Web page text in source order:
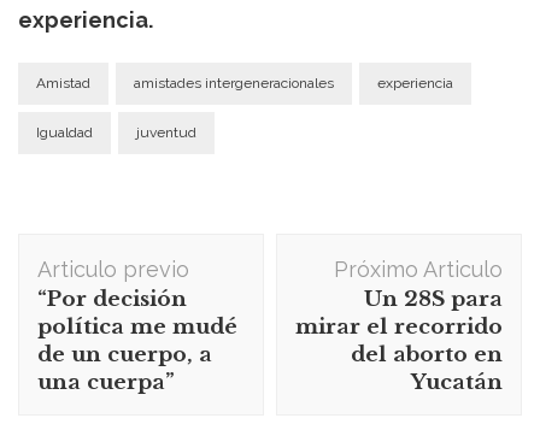
experiencia.
Amistad amistades intergeneracionales experiencia
Igualdad juventud
de
publicación
Articulo previo
“Por decisión
política me mudé
de un cuerpo, a
una cuerpa”
Próximo Articulo
Un 28S para
mirar el recorrido
del aborto en
Yucatán